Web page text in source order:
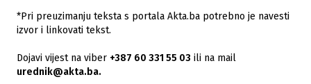
*Pri preuzimanju teksta s portala Akta.ba potrebno je navesti
izvor i linkovati tekst.
Dojavi vijest na viber +387 60 331 55 03 ili na mail
urednik@akta.ba.